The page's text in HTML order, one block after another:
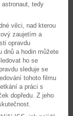
astronaut, tedy
věci, nad kterou
zaujetím a
opravdu
dnů a hodin můžete
ho se
sleduje se
tohoto filmu
a práci s
dopředu. Z jeho